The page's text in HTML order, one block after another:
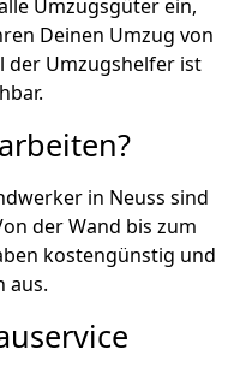
Umzugsgüter ein,
Deinen Umzug von
der Umzugshelfer ist
in Neuss sind
der Wand bis zum
kostengünstig und
aus.